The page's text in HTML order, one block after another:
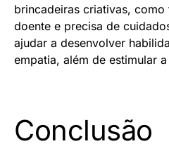
brincadeiras criativas,
doente e precisa de
ajudar a desenvolver
empatia, além de estimular
Conclusão